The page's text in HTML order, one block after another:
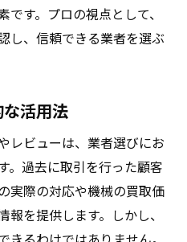
す。プロの視点として、
し、信頼できる業者を選ぶ
活用法
レビューは、業者選びにお
。過去に取引を行った顧客
実際の対応や機械の買取価
を提供します。しかし、